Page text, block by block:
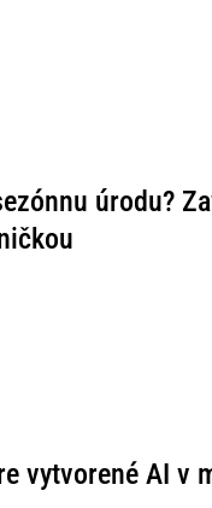
úrodu?
vytvorené AI v